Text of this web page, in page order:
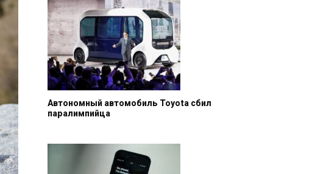
Автономный автомобиль Toyota сбил
паралимпийца